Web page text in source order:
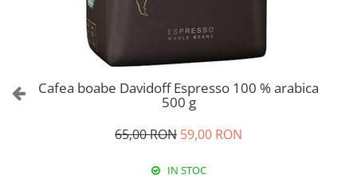
Cafea boabe Davidoff Espresso 100 % arabica
500 g
65,00 RON 59,00 RON
IN STOC